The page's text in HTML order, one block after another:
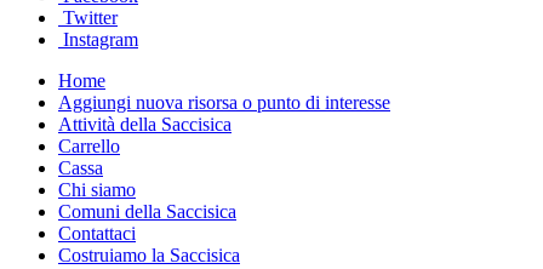
Twitter
Instagram
Home
Aggiungi nuova risorsa o punto di interesse
Attività della Saccisica
Carrello
Cassa
Chi siamo
Comuni della Saccisica
Contattaci
Costruiamo la Saccisica